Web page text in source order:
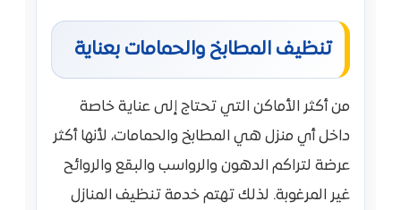
تنظيف المطابخ والحمامات بعناية
من أكثر الأماكن التي تحتاج إلى عناية خاصة
داخل أي منزل هي المطابخ والحمامات، لأنها أكثر
عرضة لتراكم الدهون والرواسب والبقع والروائح
غير المرغوبة. لذلك تهتم خدمة تنظيف المنازل